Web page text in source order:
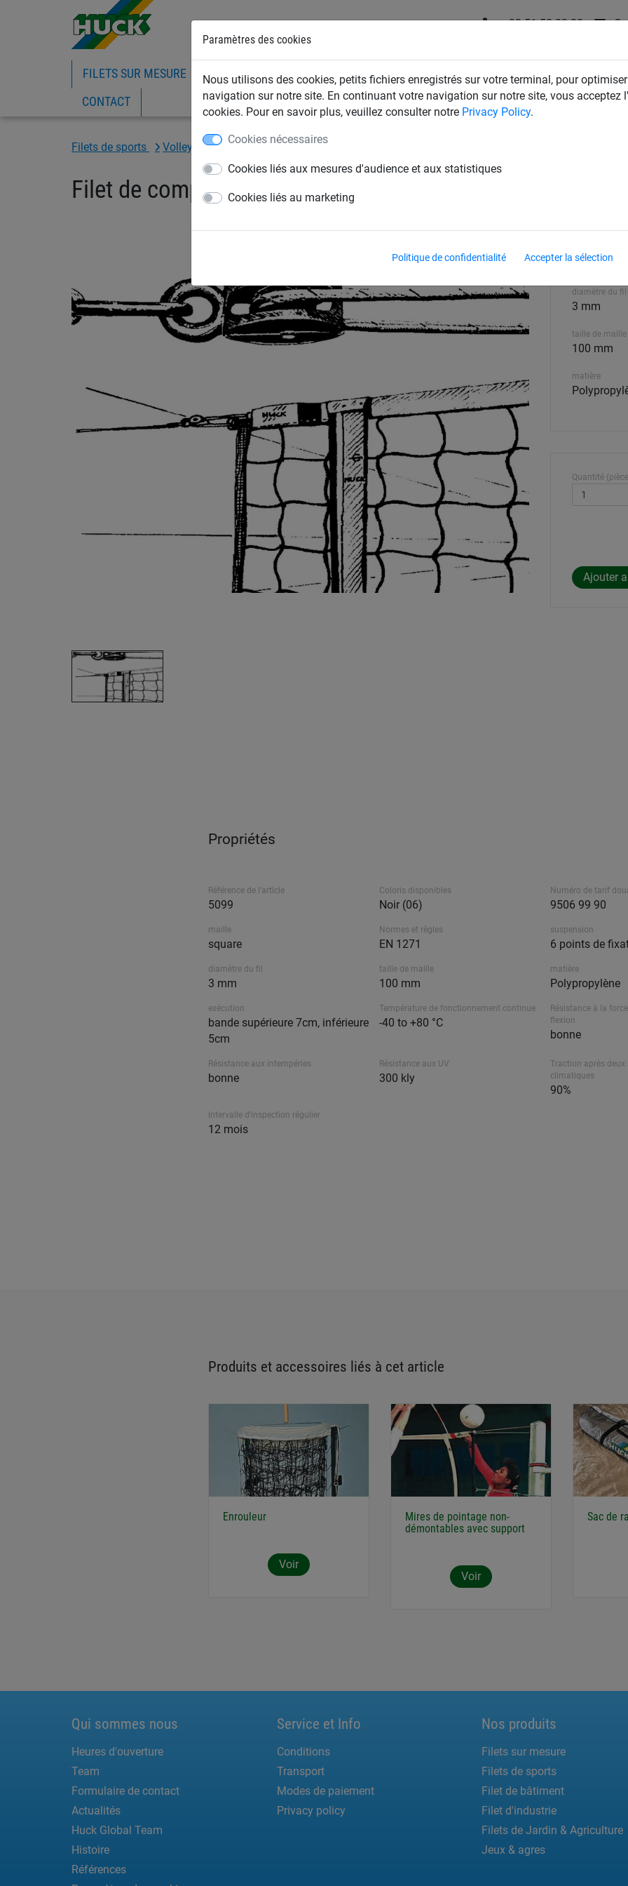
Paramètres des cookies
Nous utilisons des cookies, petits fichiers enregistrés sur votre terminal, pour
navigation sur notre site. En continuant votre navigation sur notre site, vous acceptez
cookies. Pour en savoir plus, veuillez consulter notre Privacy Policy.
Cookies nécessaires
Cookies liés aux mesures d'audience et aux statistiques
Cookies liés au marketing
Politique de confidentialité Accepter la sélection
+32 51 58 23 20
FILETS SUR MESURE FILETS DE BATIMENT FILETS D'INDUSTRIE FILETS DE MAISON & JARDIN
CONTACT
Filets de sports Volleyball Filets de volleyball compétition
Filet de compétition
square
diamètre du fil
3 mm
taille de maille
100 mm
matière
Quantité
Propriétés
Référence de l'article
5099
Coloris disponibles
Noir (06)
Numéro de tarif
9506 99 90
maille
square
Normes et règles
EN 1271
suspension
6 points de
diamètre du fil
3 mm
taille de maille
100 mm
matière
Polypropylène
exécution
bande supérieure 7cm, inférieure
5cm
Température de fonctionnement continue
-40 to +80 °C
Résistance à la
flexion
bonne
Résistance aux intempéries
bonne
Résistance aux UV
300 kly
Traction après deux
climatiques
90%
Intervalle d’inspection régulier
12 mois
Produits et accessoires liés à cet article
Enrouleur
Voir
Mires de pointage non-
démontables avec support
Voir
Sac de
Qui sommes nous
Heures d'ouverture
Team
Formulaire de contact
Actualités
Huck Global Team
Histoire
Références
Service et Info
Conditions
Transport
Modes de paiement
Privacy policy
Nos produits
Filets sur mesure
Filets de sports
Filet de bâtiment
Filet d'industrie
Filets de Jardin & Agriculture
Jeux & agres